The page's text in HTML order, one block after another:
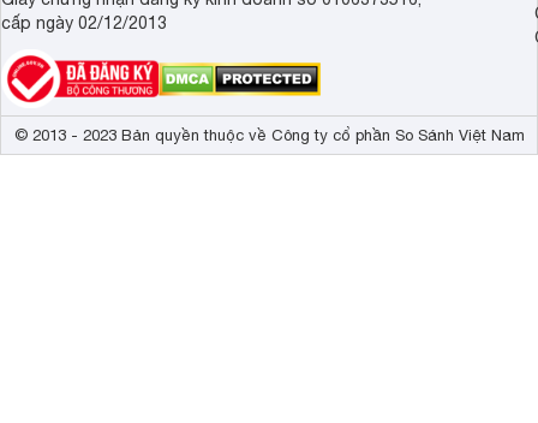
cấp ngày 02/12/2013
© 2013 - 2023 Bản quyền thuộc về Công ty cổ phần So Sánh Việt Nam